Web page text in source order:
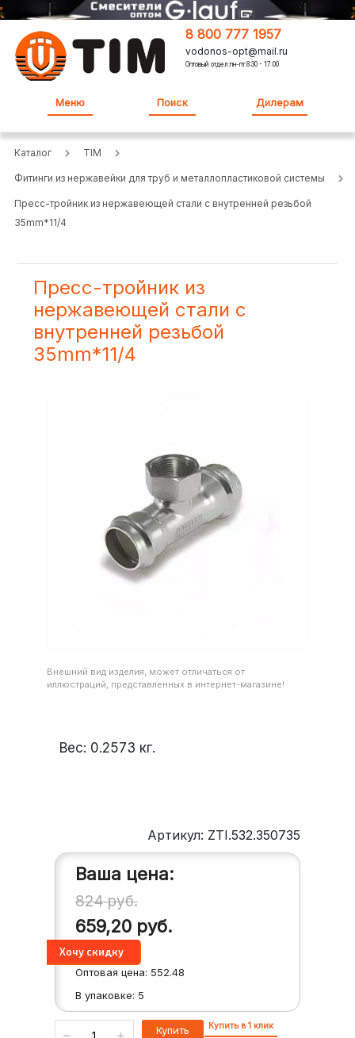
8 800 777 1957
vodonos-opt@mail.ru
Оптовый отдел:пн-пт 8:30 - 17:00
Меню Поиск Дилерам
Каталог TIM
Фитинги из нержавейки для труб и металлопластиковой системы
Пресс-тройник из нержавеющей стали с внутренней резьбой
35mm*11/4
Пресс-тройник из
нержавеющей стали с
внутренней резьбой
35mm*11/4
Внешний вид изделия, может отличаться от
иллюстраций, представленных в интернет-магазине!
Вес: 0.2573 кг.
Артикул: ZTI.532.350735
Ваша цена:
824руб.
659,20 руб.
Оптовая цена: 552.48
В упаковке: 5
Купить Купить в 1 клик